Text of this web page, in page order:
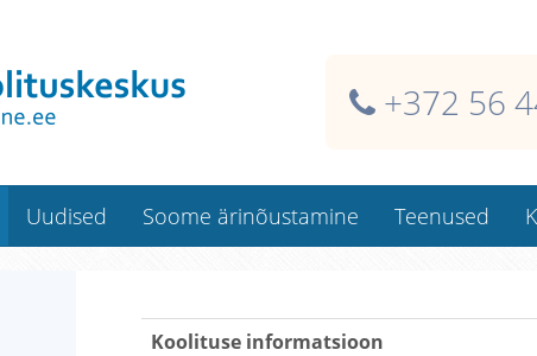
+372 56
Uudised Soome ärinõustamine Teenused
Koolituse informatsioon